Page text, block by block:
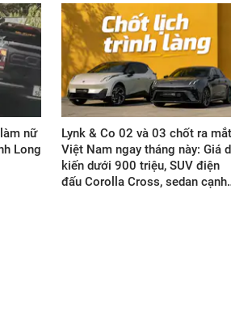
nữ
Long
Lynk & Co 02 và 03 chốt ra mắt
Việt Nam ngay tháng này: Giá
kiến dưới 900 triệu, SUV điện
đấu Corolla Cross, sedan